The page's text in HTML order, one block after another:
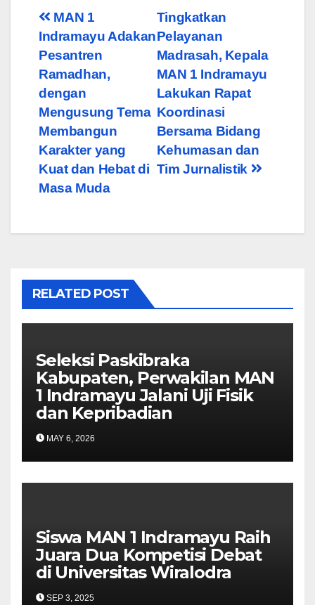
Post
navigation
Tingkatkan
Pelayanan
Madrasah, Kepala
MAN 1 Indramayu
Lakukan Rapat
Koordinasi
Bersama Bidang
Kehumasan dan
Tim Jurnalistik
MAN 1
Indramayu Adakan
Pesantren
Ramadhan,
dengan
Mengusung Tema
Membangun
Karakter yang
Kuat dan Hebat di
Masa Muda
RELATED POST
Seleksi Paskibraka
Kabupaten, Perwakilan MAN
1 Indramayu Jalani Uji Fisik
dan Kepribadian
MAY 6, 2026
Siswa MAN 1 Indramayu Raih
Juara Dua Kompetisi Debat
di Universitas Wiralodra
SEP 3, 2025